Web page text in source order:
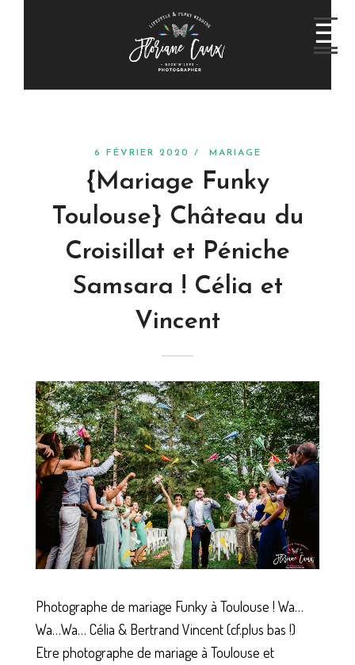
6 FÉVRIER 2020 / MARIAGE
{Mariage Funky
Toulouse} Château du
Croisillat et Péniche
Samsara ! Célia et
Vincent
Photographe de mariage Funky à Toulouse ! Wa…
Wa…Wa… Célia & Bertrand Vincent (cf.plus bas !)
Etre photographe de mariage à Toulouse et